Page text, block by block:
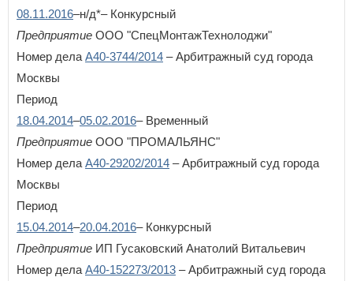
08.11.2016–н/д*– Конкурсный
Предприятие ООО "СпецМонтажТехнолоджи"
Номер дела А40-3744/2014 – Арбитражный суд города
Москвы
Период
18.04.2014–05.02.2016– Временный
Предприятие ООО "ПРОМАЛЬЯНС"
Номер дела А40-29202/2014 – Арбитражный суд города
Москвы
Период
15.04.2014–20.04.2016– Конкурсный
Предприятие ИП Гусаковский Анатолий Витальевич
Номер дела А40-152273/2013 – Арбитражный суд города